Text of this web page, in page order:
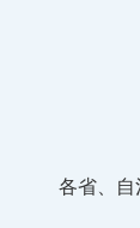
各省、自